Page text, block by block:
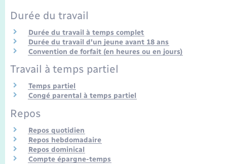
Nouvel habitant
Numérique
Organisation d’événement
Sécurité - Prévention
Seniors
Transports
La Communauté de communes
Durée du travail
Durée du travail à temps complet
Durée du travail d'un jeune avant 18 ans
Convention de forfait (en heures ou en jours)
Travail à temps partiel
Temps partiel
Congé parental à temps partiel
Repos
Repos quotidien
Repos hebdomadaire
Repos dominical
Compte épargne-temps